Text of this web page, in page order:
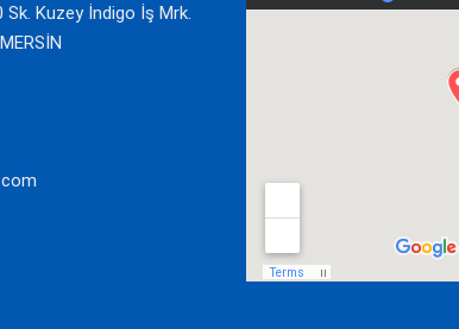
Sk. Kuzey İndigo İş Mrk.